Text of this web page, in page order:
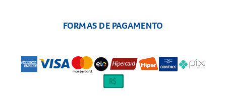
FORMAS DE PAGAMENTO